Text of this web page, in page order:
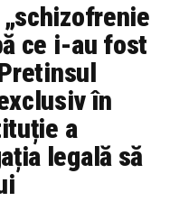
ce i-au fost
în
a
legală să